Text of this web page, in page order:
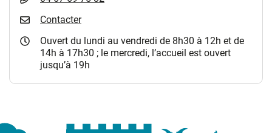
Contacter
Ouvert du lundi au vendredi de 8h30 à 12h et de
14h à 17h30 ; le mercredi, l’accueil est ouvert
jusqu’à 19h